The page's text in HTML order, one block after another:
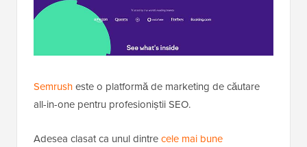
Semrusheste o platformă de marketing de căutare
all-in-one pentru profesioniștii SEO.
Adesea clasat ca unul dintrecele mai bune